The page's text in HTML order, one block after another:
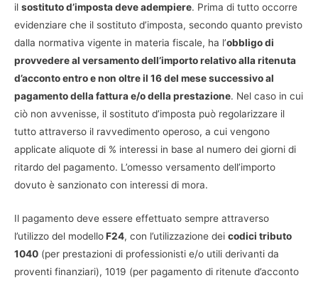
il sostituto d’imposta deve adempiere. Prima di tutto occorre
evidenziare che il sostituto d’imposta, secondo quanto previsto
dalla normativa vigente in materia fiscale, ha l’obbligo di
provvedere al versamento dell’importo relativo alla ritenuta
d’acconto entro e non oltre il 16 del mese successivo al
pagamento della fattura e/o della prestazione. Nel caso in cui
ciò non avvenisse, il sostituto d’imposta può regolarizzare il
tutto attraverso il ravvedimento operoso, a cui vengono
applicate aliquote di % interessi in base al numero dei giorni di
ritardo del pagamento. L’omesso versamento dell’importo
dovuto è sanzionato con interessi di mora.
Il pagamento deve essere effettuato sempre attraverso
l’utilizzo del modelloF24, con l’utilizzazione dei codici tributo
1040 (per prestazioni di professionisti e/o utili derivanti da
proventi finanziari), 1019 (per pagamento di ritenute d’acconto